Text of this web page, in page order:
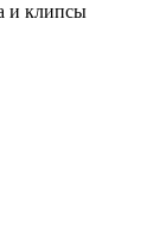
и клипсы